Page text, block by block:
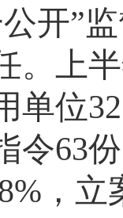
开”
。上
单位
令63
，